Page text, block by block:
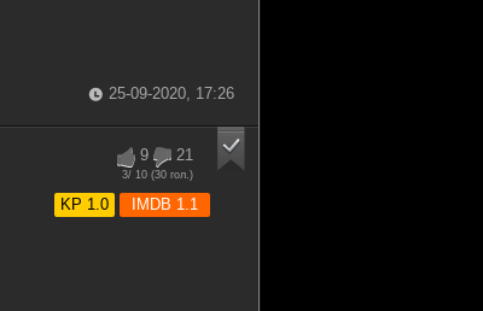
25-09-2020, 17:26
9 21
3/ 10 (30 гол.)
KP 1.0 IMDB 1.1